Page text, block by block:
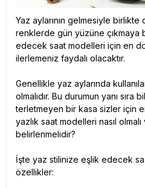
Yaz aylarının gelmesiyle
renklerde gün yüzüne çıkmaya
edecek saat modelleri için en
ilerlemeniz faydalı olacaktır.
Genellikle yaz aylarında
olmalıdır. Bu durumun yanı sıra
terletmeyen bir kasa sizler için
yazlık saat modelleri nasıl
belirlenmelidir?
İşte yaz stilinize eşlik edecek
özellikler: